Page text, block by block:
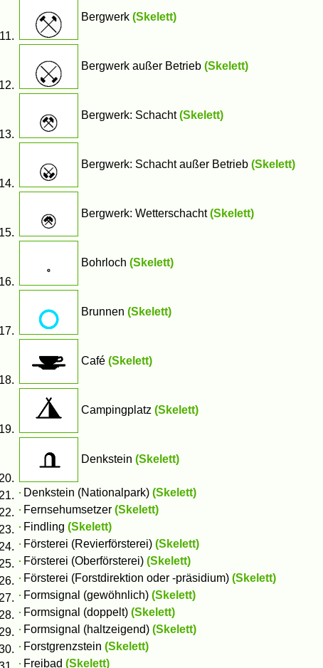
Bergwerk (Skelett)
Bergwerk außer Betrieb (Skelett)
Bergwerk: Schacht(Skelett)
Bergwerk: Schacht außer Betrieb (Skelett)
Bergwerk: Wetterschacht(Skelett)
Bohrloch (Skelett)
Brunnen (Skelett)
Café (Skelett)
Campingplatz (Skelett)
Denkstein (Skelett)
Denkstein (Nationalpark) (Skelett)
Fernsehumsetzer (Skelett)
Findling (Skelett)
Försterei (Revierförsterei) (Skelett)
Försterei (Oberförsterei) (Skelett)
Försterei (Forstdirektion oder -präsidium) (Skelett)
Formsignal (gewöhnlich) (Skelett)
Formsignal (doppelt) (Skelett)
Formsignal (haltzeigend) (Skelett)
Forstgrenzstein (Skelett)
Freibad (Skelett)